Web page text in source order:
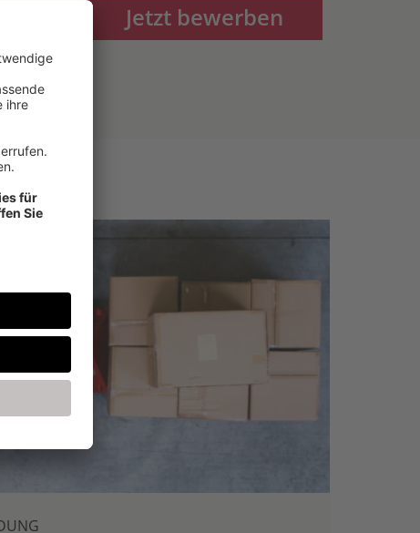
Jetzt bewerben